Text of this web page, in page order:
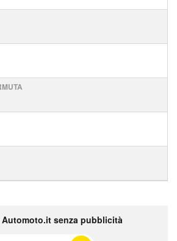
Automoto.it senza pubblicità